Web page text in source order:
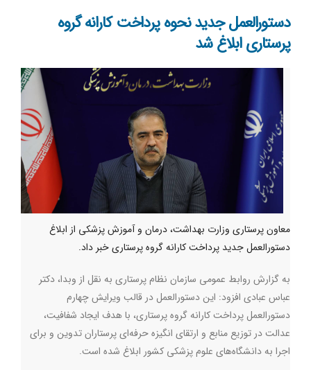
دستورالعمل جدید نحوه پرداخت کارانه گروه
پرستاری ابلاغ شد
معاون پرستاری وزارت بهداشت، درمان و آموزش پزشکی از ابلاغ
دستورالعمل جدید پرداخت کارانه گروه پرستاری خبر داد.
به گزارش روابط عمومی سازمان نظام پرستاری به نقل از وبدا، دکتر
عباس عبادی افزود: این دستورالعمل در قالب ویرایش چهارم
دستورالعمل پرداخت کارانه گروه پرستاری، با هدف ایجاد شفافیت،
عدالت در توزیع منابع و ارتقای انگیزه حرفه‌ای پرستاران تدوین و برای
اجرا به دانشگاه‌های علوم پزشکی کشور ابلاغ شده است.